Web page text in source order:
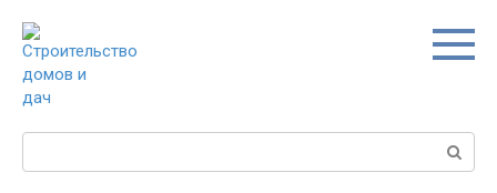
контенту